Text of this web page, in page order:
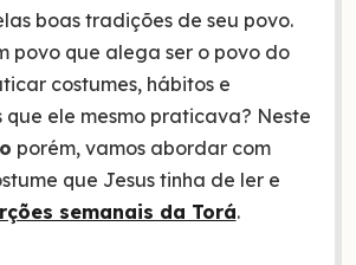
boas tradições de seu povo.
povo que alega ser o povo do
costumes, hábitos e
que ele mesmo praticava? Neste
porém, vamos abordar com
que Jesus tinha de ler e
semanais da Torá.